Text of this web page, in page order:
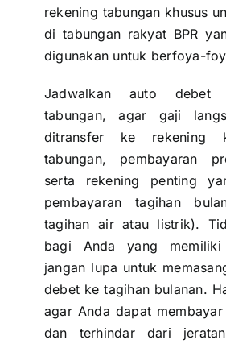
rekening tabungan khusus
ditabungan rakyat BPR
digunakan untuk berfoya-
Jadwalkan auto debet
tabungan, agar gaji
ditransfer ke rekening
tabungan, pembayaran
serta rekening penting
pembayaran tagihan
tagihan air atau listrik).
bagi Anda yang
jangan lupa untuk
debet ke tagihan bulanan.
agar Anda dapat
dan terhindar dari